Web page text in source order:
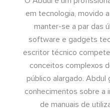
em tecnologia, movido
manter-se a par das
software e gadgets
escritor técnico
conceitos complexos
público alargado. Abdul
conhecimentos sobre a
de manuais de